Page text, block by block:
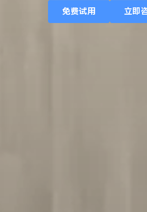
免费试用 立即